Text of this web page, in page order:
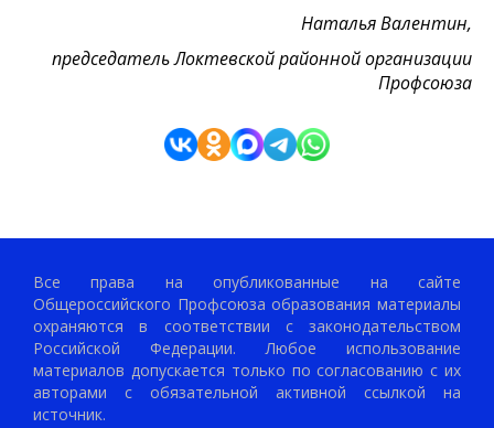
Наталья Валентин,
председатель Локтевской районной организации
Профсоюза
Все права на опубликованные на сайте
Общероссийского Профсоюза образования материалы
охраняются в соответствии с законодательством
Российской Федерации. Любое использование
материалов допускается только по согласованию с их
авторами с обязательной активной ссылкой на
источник.